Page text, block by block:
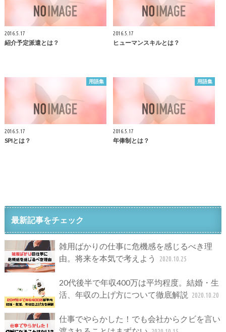
2016.5.17
紹介予定派遣とは？
2016.5.17
ヒューマンスキルとは？
用語集
2016.5.17
SPIとは？
用語集
2016.5.17
年俸制とは？
最新記事をチェック
雑用ばかりの仕事に危機感を感じるべき理
由。将来を本気で考えよう
2020.10.25
20代後半で年収400万は平均程度。結婚・生
活、年収の上げ方について徹底解説
2020.10.20
仕事でやらかした！でも会社からクビを言い